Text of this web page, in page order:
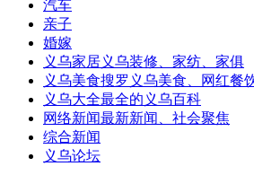
汽车
亲子
婚嫁
义乌家居义乌装修、家纺、家俱
义乌美食搜罗义乌美食、网红餐
义乌大全最全的义乌百科
网络新闻最新新闻、社会聚焦
综合新闻
义乌论坛